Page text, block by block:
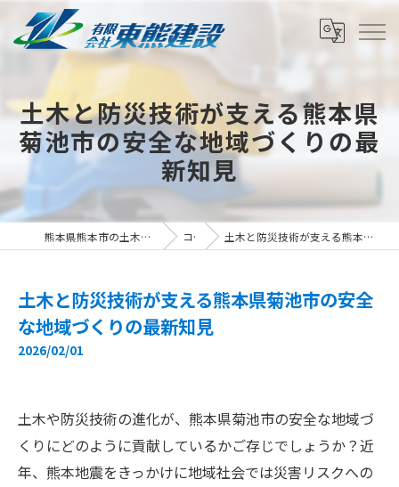
土木と防災技術が支える熊本県
菊池市の安全な地域づくりの最
新知見
熊本県熊本市の土木の求人なら有限会社東熊建設 コラム 土木と防災技術が支える熊本県菊池市の安全な地域づくりの最新知見
土木と防災技術が支える熊本県菊池市の安全
な地域づくりの最新知見
2026/02/01
土木や防災技術の進化が、熊本県菊池市の安全な地域づ
くりにどのように貢献しているかご存じでしょうか？近
年、熊本地震をきっかけに地域社会では災害リスクへの